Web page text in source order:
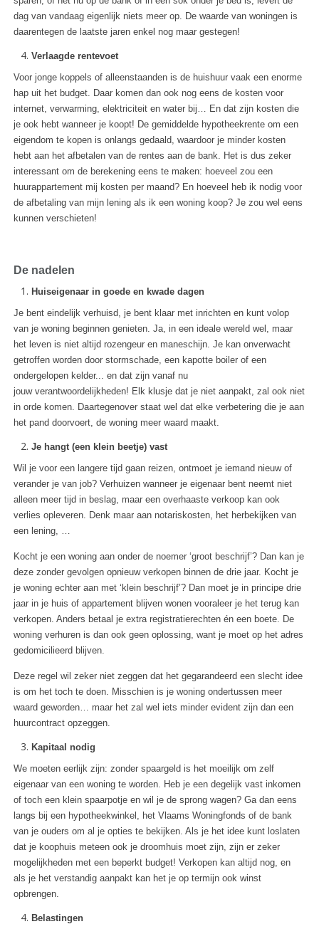
dag van vandaag eigenlijk niets meer op. De waarde van woningen is
daarentegen de laatste jaren enkel nog maar gestegen!
Verlaagde rentevoet
Voor jonge koppels of alleenstaanden is de huishuur vaak een enorme
hap uit het budget. Daar komen dan ook nog eens de kosten voor
internet, verwarming, elektriciteit en water bij… En dat zijn kosten die
je ook hebt wanneer je koopt! De gemiddelde hypotheekrente om een
eigendom te kopen is onlangs gedaald, waardoor je minder kosten
hebt aan het afbetalen van de rentes aan de bank. Het is dus zeker
interessant om de berekening eens te maken: hoeveel zou een
huurappartement mij kosten per maand? En hoeveel heb ik nodig voor
de afbetaling van mijn lening als ik een woning koop? Je zou wel eens
kunnen verschieten!
De nadelen
Huiseigenaar in goede en kwade dagen
Je bent eindelijk verhuisd, je bent klaar met inrichten en kunt volop
van je woning beginnen genieten. Ja, in een ideale wereld wel, maar
het leven is niet altijd rozengeur en maneschijn. Je kan onverwacht
getroffen worden door stormschade, een kapotte boiler of een
ondergelopen kelder... en dat zijn vanaf nu
jouw verantwoordelijkheden! Elk klusje dat je niet aanpakt, zal ook niet
in orde komen. Daartegenover staat wel dat elke verbetering die je aan
het pand doorvoert, de woning meer waard maakt.
Je hangt (een klein beetje) vast
Wil je voor een langere tijd gaan reizen, ontmoet je iemand nieuw of
verander je van job? Verhuizen wanneer je eigenaar bent neemt niet
alleen meer tijd in beslag, maar een overhaaste verkoop kan ook
verlies opleveren. Denk maar aan notariskosten, het herbekijken van
een lening, …
Kocht je een woning aan onder de noemer ‘groot beschrijf’? Dan kan je
deze zonder gevolgen opnieuw verkopen binnen de drie jaar. Kocht je
je woning echter aan met ‘klein beschrijf’? Dan moet je in principe drie
jaar in je huis of appartement blijven wonen vooraleer je het terug kan
verkopen. Anders betaal je extra registratierechten én een boete. De
woning verhuren is dan ook geen oplossing, want je moet op het adres
gedomicilieerd blijven.
Deze regel wil zeker niet zeggen dat het gegarandeerd een slecht idee
is om het toch te doen. Misschien is je woning ondertussen meer
waard geworden… maar het zal wel iets minder evident zijn dan een
huurcontract opzeggen.
Kapitaal nodig
We moeten eerlijk zijn: zonder spaargeld is het moeilijk om zelf
eigenaar van een woning te worden. Heb je een degelijk vast inkomen
of toch een klein spaarpotje en wil je de sprong wagen? Ga dan eens
langs bij een hypotheekwinkel, het Vlaams Woningfonds of de bank
van je ouders om al je opties te bekijken. Als je het idee kunt loslaten
dat je koophuis meteen ook je droomhuis moet zijn, zijn er zeker
mogelijkheden met een beperkt budget! Verkopen kan altijd nog, en
als je het verstandig aanpakt kan het je op termijn ook winst
opbrengen.
Belastingen